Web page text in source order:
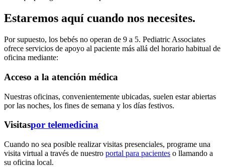
Estaremos aquí cuando nos necesites.
Por supuesto, los bebés no operan de 9 a 5. Pediatric Associates
ofrece servicios de apoyo al paciente más allá del horario habitual de
oficina mediante:
Acceso a la atención médica
Nuestras oficinas, convenientemente ubicadas, suelen estar abiertas
por las noches, los fines de semana y los días festivos.
Visitaspor telemedicina
Cuando no sea posible realizar visitas presenciales, programe una
visita virtual a través de nuestro portal para pacientes o llamando a
su oficina local.